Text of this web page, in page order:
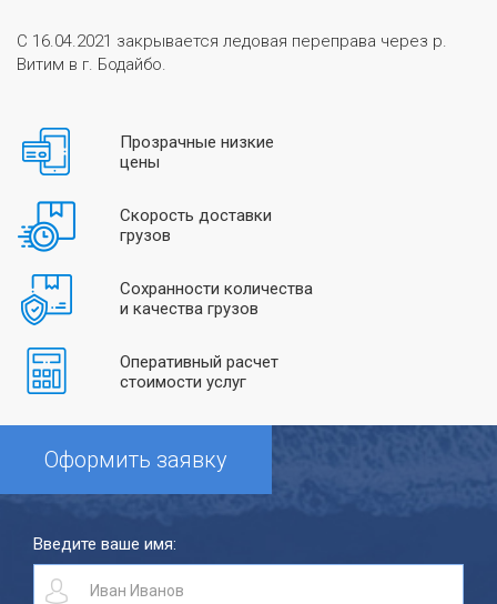
С 16.04.2021 закрывается ледовая переправа через р.
Витим в г. Бодайбо.
Прозрачные низкие
цены
Скорость доставки
грузов
Сохранности количества
и качества грузов
Оперативный расчет
стоимости услуг
Оформить заявку
Введите ваше имя: